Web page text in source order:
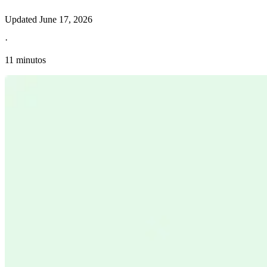
Updated June 17, 2026
·
11 minutos